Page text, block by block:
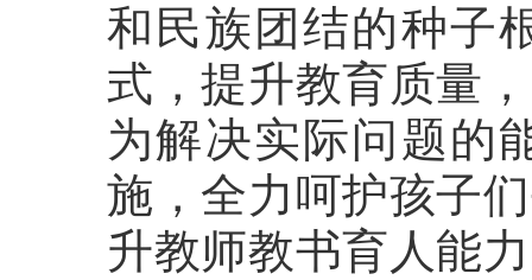
和民族团结的种子
式，提升教育质量
为解决实际问题的
施，全力呵护孩子
升教师教书育人能